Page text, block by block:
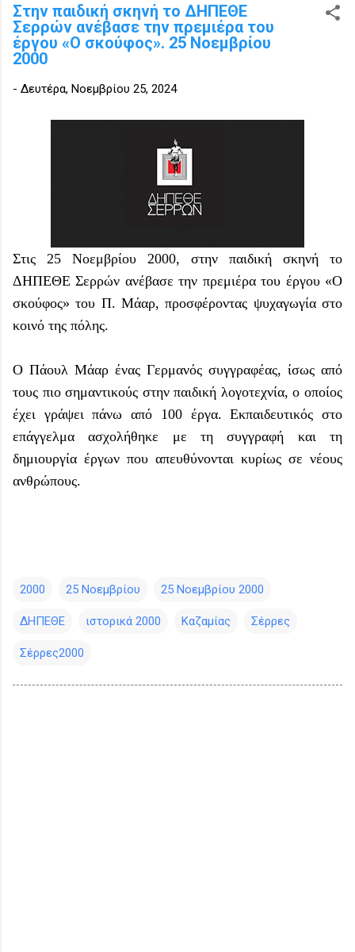
Στην παιδική σκηνή το ΔΗΠΕΘΕ
Σερρών ανέβασε την πρεμιέρα του
έργου «Ο σκούφος». 25 Νοεμβρίου
2000
- Δευτέρα, Νοεμβρίου 25, 2024
Στις 25 Νοεμβρίου 2000, στην παιδική σκηνή το
ΔΗΠΕΘΕ Σερρών ανέβασε την πρεμιέρα του έργου «Ο
σκούφος» του Π. Μάαρ, προσφέροντας ψυχαγωγία στο
κοινό της πόλης.
Ο Πάουλ Μάαρ ένας Γερμανός συγγραφέας, ίσως από
τους πιο σημαντικούς στην παιδική λογοτεχνία, ο οποίος
έχει γράψει πάνω από 100 έργα. Εκπαιδευτικός στο
επάγγελμα ασχολήθηκε με τη συγγραφή και τη
δημιουργία έργων που απευθύνονται κυρίως σε νέους
ανθρώπους.
2000 25 Νοεμβρίου 25 Νοεμβρίου 2000
ΔΗΠΕΘΕ ιστορικά 2000 Καζαμίας Σέρρες
Σέρρες2000